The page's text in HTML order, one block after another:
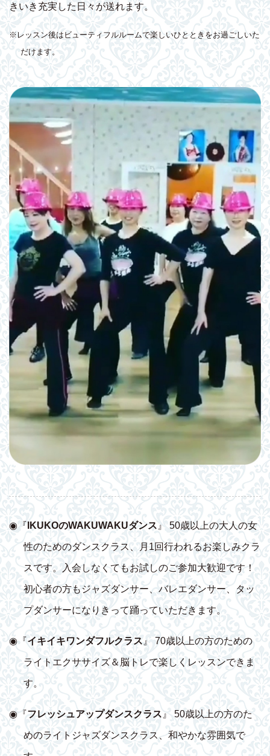
きいき充実した日々が送れます。
※レッスン後はビューティフルルームで楽しいひとときをお過ごしいた
だけます。
◉『 IKUKOのWAKUWAKUダンス 』 50歳以上の大人の女
性のためのダンスクラス、月1回行われるお楽しみクラ
スです。入会しなくてもお試しのご参加大歓迎です！
初心者の方もジャズダンサー、バレエダンサー、タッ
プダンサーになりきって踊っていただきます。
◉『イキイキワンダフルクラス 』 70歳以上の方のための
ライトエクササイズ＆脳トレで楽しくレッスンできま
す。
◉『フレッシュアップダンスクラス』 50歳以上の方のた
めのライトジャズダンスクラス、和やかな雰囲気で